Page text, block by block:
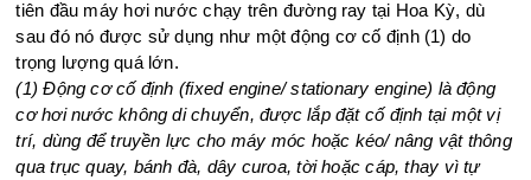
tiên đầu máy hơi nước chạy trên đường ray tại Hoa Kỳ, dù
sau đó nó được sử dụng như một động cơ cố định (1) do
trọng lượng quá lớn.
(1) Động cơ cố định (fixed engine/ stationary engine) là động
cơ hơi nước không di chuyển, được lắp đặt cố định tại một vị
trí, dùng để truyền lực cho máy móc hoặc kéo/ nâng vật thông
qua trục quay, bánh đà, dây curoa, tời hoặc cáp, thay vì tự